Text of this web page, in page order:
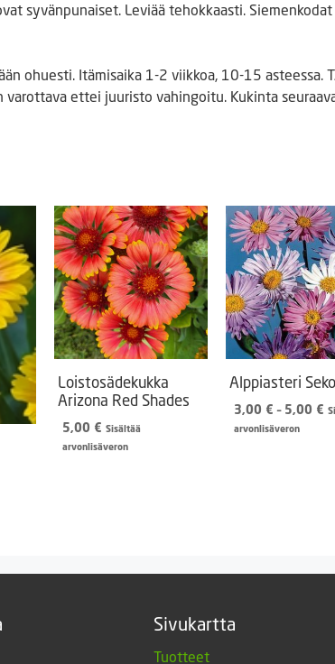
syvänpunaiset. Leviää tehokkaasti. Siemenkodat
ohuesti. Itämisaika 1-2 viikkoa, 10-15 asteessa.
ettei juuristo vahingoitu. Kukinta
Loistosädekukka
Arizona Red Shades
5,00 € Sisältää
arvonlisäveron
Alppiasteri
3,00 € – 5,00 €
arvonlisäveron
Sivukartta
Tuotteet